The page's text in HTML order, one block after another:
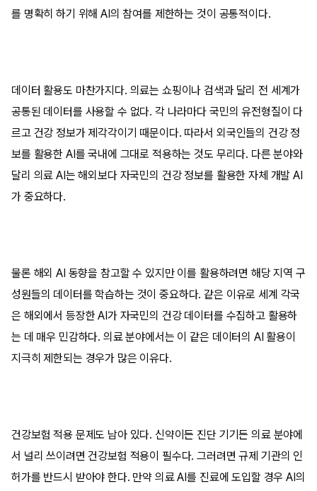
를 명확히 하기 위해 AI의 참여를 제한하는 것이 공통적이다.
데이터 활용도 마찬가지다. 의료는 쇼핑이나 검색과 달리 전 세계가
공통된 데이터를 사용할 수 없다. 각 나라마다 국민의 유전형질이 다
르고 건강 정보가 제각각이기 때문이다. 따라서 외국인들의 건강 정
보를 활용한 AI를 국내에 그대로 적용하는 것도 무리다. 다른 분야와
달리 의료 AI는 해외보다 자국민의 건강 정보를 활용한 자체 개발 AI
가 중요하다.
물론 해외 AI 동향을 참고할 수 있지만 이를 활용하려면 해당 지역 구
성원들의 데이터를 학습하는 것이 중요하다. 같은 이유로 세계 각국
은 해외에서 등장한 AI가 자국민의 건강 데이터를 수집하고 활용하
는 데 매우 민감하다. 의료 분야에서는 이 같은 데이터의 AI 활용이
지극히 제한되는 경우가 많은 이유다.
건강보험 적용 문제도 남아 있다. 신약이든 진단 기기든 의료 분야에
서 널리 쓰이려면 건강보험 적용이 필수다. 그러려면 규제 기관의 인
허가를 반드시 받아야 한다. 만약 의료 AI를 진료에 도입할 경우 AI의